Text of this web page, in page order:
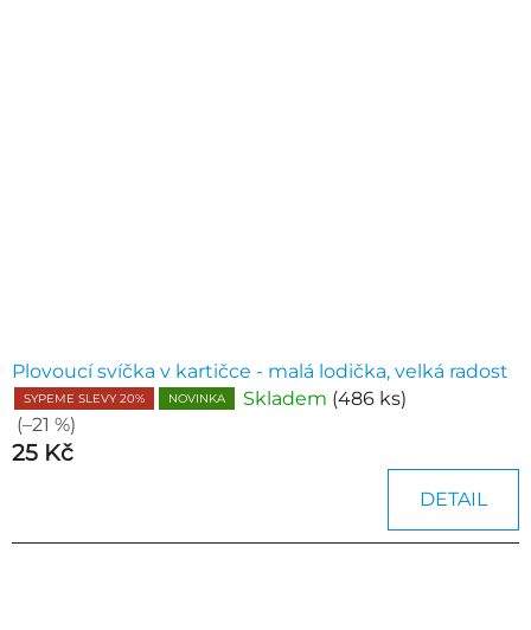
Plovoucí svíčka v kartičce - malá lodička, velká radost
SYPEME SLEVY 20% NOVINKA Skladem (486 ks)
(–21 %)
25 Kč
DETAIL